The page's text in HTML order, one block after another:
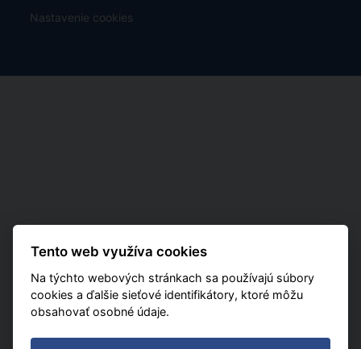
Nastavenie cookies
Tento web využíva cookies
Na týchto webových stránkach sa používajú súbory
cookies a ďalšie sieťové identifikátory, ktoré môžu
obsahovať osobné údaje.